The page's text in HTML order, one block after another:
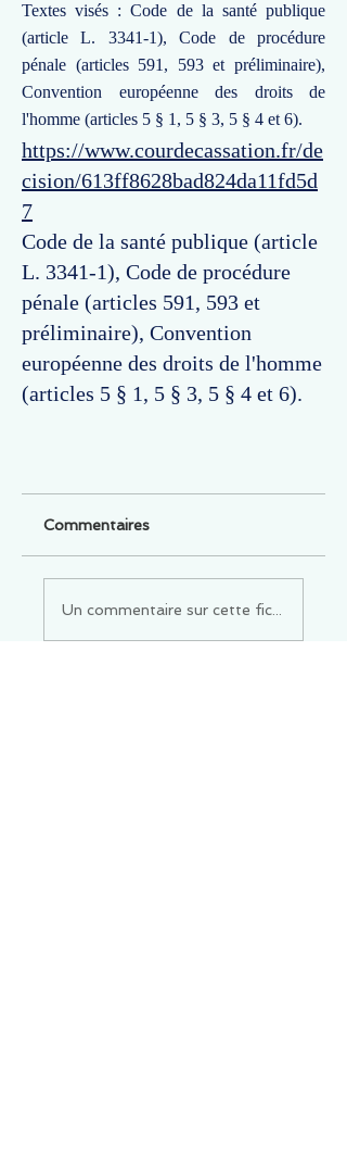
Textes visés : Code de la santé publique
(article L. 3341-1), Code de procédure
pénale (articles 591, 593 et préliminaire),
Convention européenne des droits de
l'homme (articles 5 § 1, 5 § 3, 5 § 4 et 6).
https://www.courdecassation.fr/de
cision/613ff8628bad824da11fd5d
7
Code de la santé publique (article
L. 3341-1), Code de procédure
pénale (articles 591, 593 et
préliminaire), Convention
européenne des droits de l'homme
(articles 5 § 1, 5 § 3, 5 § 4 et 6).
Commentaires
Un commentaire sur cette fiche ou cet